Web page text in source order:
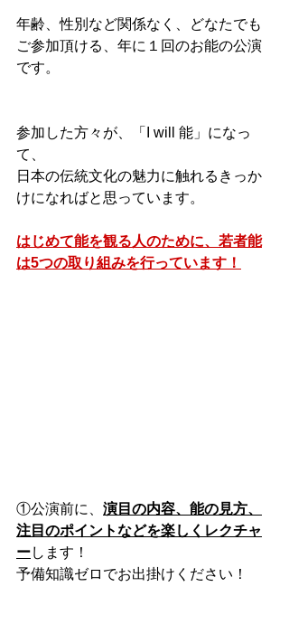
年齢、性別など関係なく、どなたでも
ご参加頂ける、年に１回のお能の公演
です。
参加した方々が、「I will 能」になっ
て、
日本の伝統文化の魅力に触れるきっか
けになればと思っています。
はじめて能を観る人のために、若者能
は5つの取り組みを行っています！
①公演前に、 演目の内容、能の見方、
注目のポイントなどを楽しくレクチャ
ーします！
予備知識ゼロでお出掛けください！